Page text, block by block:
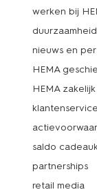
werken bij
duurzaamheid
nieuws en
HEMA
HEMA zakelijk
klantenservice
saldo
partnerships
retail media